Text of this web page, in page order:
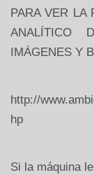
PARA VER LA
ANALÍTICO
IMÁGENES Y
http://
hp
Si la máquina